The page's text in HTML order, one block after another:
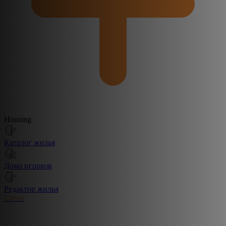
Housing
Каталог жилья
Дома игроков
Редактор жилья
Create